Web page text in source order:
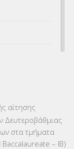
αίτησης
Δευτεροβάθμιας
στα τμήματα
– IB)